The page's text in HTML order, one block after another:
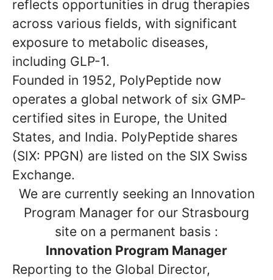
reflects opportunities in drug therapies
across various fields, with significant
exposure to metabolic diseases,
including GLP-1.
Founded in 1952, PolyPeptide now
operates a global network of six GMP-
certified sites in Europe, the United
States, and India. PolyPeptide shares
(SIX: PPGN) are listed on the SIX Swiss
Exchange.
We are currently seeking an Innovation
Program Manager for our Strasbourg
site on a permanent basis :
Innovation Program Manager
Reporting to the Global Director,